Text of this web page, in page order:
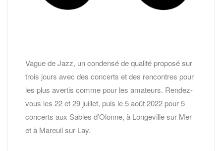
Vague de Jazz, un condensé de qualité proposé sur
trois jours avec des concerts et des rencontres pour
les plus avertis comme pour les amateurs. Rendez-
vous les 22 et 29 juillet, puis le 5 août 2022 pour 5
concerts aux Sables d’Olonne, à Longeville sur Mer
et à Mareuil sur Lay.